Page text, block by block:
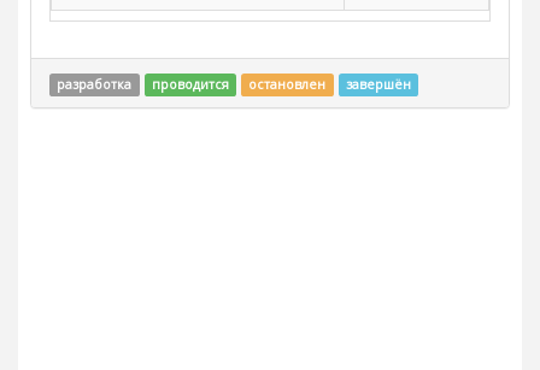
разработка проводится остановлен завершён